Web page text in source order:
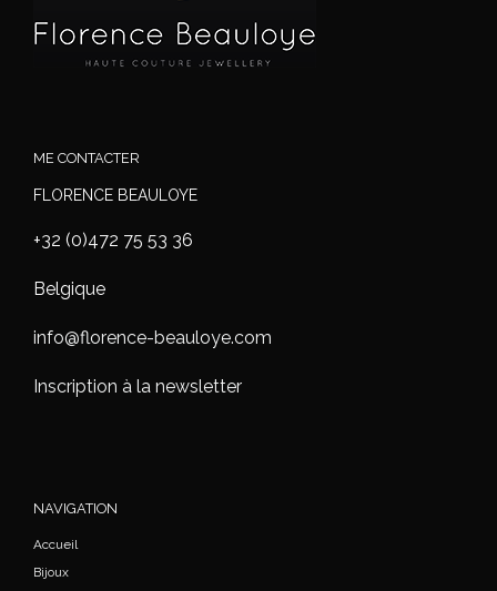
ME CONTACTER
FLORENCE BEAULOYE
+32 (0)472 75 53 36
Belgique
info@florence-beauloye.com
Inscription à la newsletter
NAVIGATION
Accueil
Bijoux